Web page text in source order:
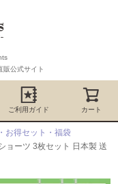
販公式サイト
ご利用ガイド カート
お得セット・福袋
ョーツ 3枚セット 日本製 送